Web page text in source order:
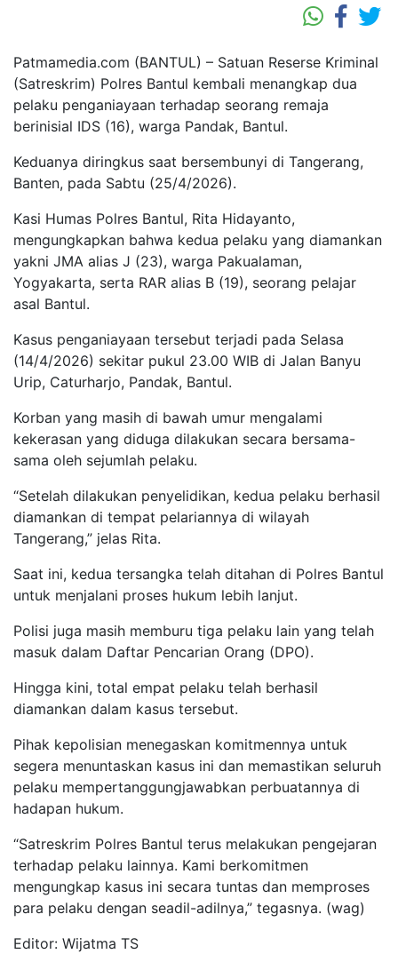
Patmamedia.com (BANTUL) – Satuan Reserse Kriminal
(Satreskrim) Polres Bantul kembali menangkap dua
pelaku penganiayaan terhadap seorang remaja
berinisial IDS (16), warga Pandak, Bantul.
Keduanya diringkus saat bersembunyi di Tangerang,
Banten, pada Sabtu (25/4/2026).
Kasi Humas Polres Bantul, Rita Hidayanto,
mengungkapkan bahwa kedua pelaku yang diamankan
yakni JMA alias J (23), warga Pakualaman,
Yogyakarta, serta RAR alias B (19), seorang pelajar
asal Bantul.
Kasus penganiayaan tersebut terjadi pada Selasa
(14/4/2026) sekitar pukul 23.00 WIB di Jalan Banyu
Urip, Caturharjo, Pandak, Bantul.
Korban yang masih di bawah umur mengalami
kekerasan yang diduga dilakukan secara bersama-
sama oleh sejumlah pelaku.
“Setelah dilakukan penyelidikan, kedua pelaku berhasil
diamankan di tempat pelariannya di wilayah
Tangerang,” jelas Rita.
Saat ini, kedua tersangka telah ditahan di Polres Bantul
untuk menjalani proses hukum lebih lanjut.
Polisi juga masih memburu tiga pelaku lain yang telah
masuk dalam Daftar Pencarian Orang (DPO).
Hingga kini, total empat pelaku telah berhasil
diamankan dalam kasus tersebut.
Pihak kepolisian menegaskan komitmennya untuk
segera menuntaskan kasus ini dan memastikan seluruh
pelaku mempertanggungjawabkan perbuatannya di
hadapan hukum.
“Satreskrim Polres Bantul terus melakukan pengejaran
terhadap pelaku lainnya. Kami berkomitmen
mengungkap kasus ini secara tuntas dan memproses
para pelaku dengan seadil-adilnya,” tegasnya. (wag)
Editor: Wijatma TS